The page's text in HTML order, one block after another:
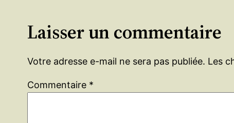
Laisser un commentaire
Votre adresse e-mail ne sera pas publiée. Les
Commentaire *